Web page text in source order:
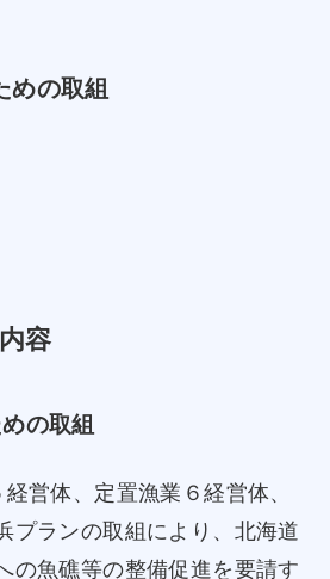
めの取組
容
の取組
営体、定置漁業６経営体、
プランの取組により、北海道
の魚礁等の整備促進を要請す